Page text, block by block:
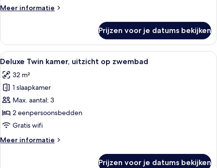
laden
Meer informatie
Meer
Twin
kamer,
uitzicht
tuin
Prijzen voor je datums bekijken
Alle
foto's
voor
Deluxe
Twin
kamer,
uitzicht
zwembad
Hotelkamer met een grote televisie,
4
Deluxe Twin kamer, uitzicht op zwembad
32 m²
1 slaapkamer
Max. aantal: 3
2 eenpersoonsbedden
Gratis wifi
Meer informatie
Meer
Prijzen voor je datums bekijken